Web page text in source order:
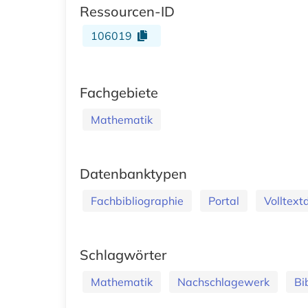
Ressourcen-ID
106019
Fachgebiete
Mathematik
Datenbanktypen
Fachbibliographie Portal
Schlagwörter
Mathematik Nachschlagewerk